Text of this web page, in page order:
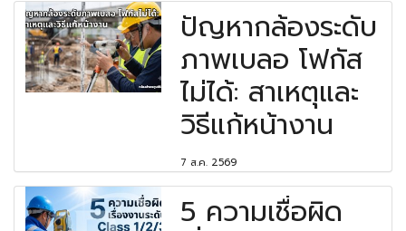
ปัญหากล้องระดับ
ภาพเบลอ โฟกัส
ไม่ได้: สาเหตุและ
วิธีแก้หน้างาน
7 ส.ค. 2569
5 ความเชื่อผิด